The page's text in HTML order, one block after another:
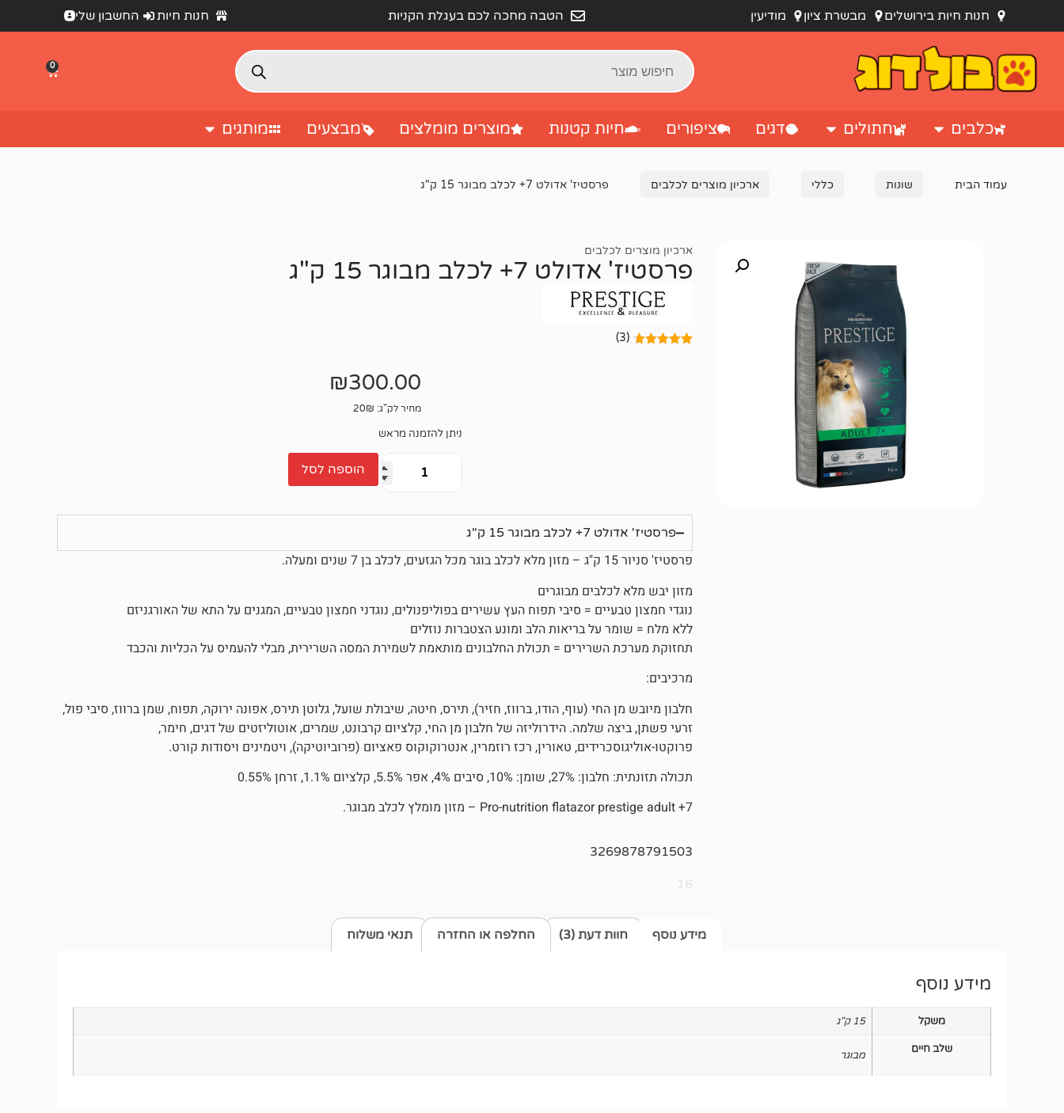
חנות חיות בירושלים מבשרת ציון מודיעין הטבה מחכה לכם בעגלת הקניות חנות חיות החשבון שלי
0
כלבים חתולים דגים ציפורים חיות קטנות מוצרים מומלצים מבצעים מותגים
עמוד הבית שונות כללי ארכיון מוצרים לכלבים פרסטיז' אדולט 7+ לכלב מבוגר 15 ק"ג
ארכיון מוצרים לכלבים
פרסטיז' אדולט 7+ לכלב מבוגר 15 ק"ג
(3)
₪300.00
מחיר לק"ג: 20₪
ניתן להזמנה מראש
הוספה לסל
פרסטיז' אדולט 7+ לכלב מבוגר 15 ק"ג
פרסטיז' סניור 15 ק"ג – מזון מלא לכלב בוגר מכל הגזעים, לכלב בן 7 שנים ומעלה.
מזון יבש מלא לכלבים מבוגרים
נוגדי חמצון טבעיים = סיבי תפוח העץ עשירים בפוליפנולים, נוגדני חמצון טבעיים, המגנים על התא של האורגניזם
ללא מלח = שומר על בריאות הלב ומונע הצטברות נוזלים
תחזוקת מערכת השרירים = תכולת החלבונים מותאמת לשמירת המסה השרירית, מבלי להעמיס על הכליות והכבד
מרכיבים:
חלבון מיובש מן החי (עוף, הודו, ברווז, חזיר), תירס, חיטה, שיבולת שועל, גלוטן תירס, אפונה ירוקה, תפוח, שמן ברווז, סיבי פול,
זרעי פשתן, ביצה שלמה. הידרוליזה של חלבון מן החי, קלציום קרבונט, שמרים, אוטוליזטים של דגים, חימר,
פרוקטו-אוליגוסכרידים, טאורין, רכז רוזמרין, אנטרוקוקוס פאציום (פרוביוטיקה), ויטמינים ויסודות קורט.
תכולה תזונתית: חלבון: 27%, שומן: 10%, סיבים 4%, אפר 5.5%, קלציום 1.1%, זרחן 0.55%
Pro-nutrition flatazor prestige adult +7 – מזון מומלץ לכלב מבוגר.
3269878791503
16
מידע נוסף תנאי משלוח חוות דעת (3) החלפה או החזרה
מידע נוסף
משקל 15 ק"ג
שלב חיים מבוגר